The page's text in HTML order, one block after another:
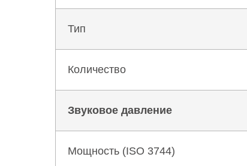
Тип
Количество
Звуковое давление
Мощность (ISO 3744)